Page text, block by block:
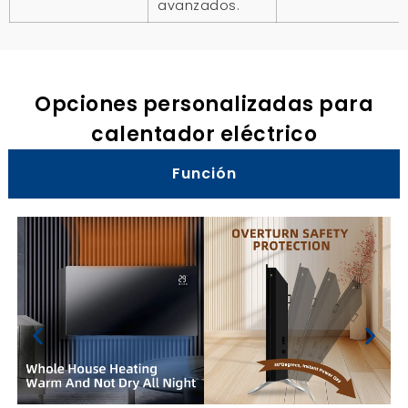
avanzados.
Opciones personalizadas para
calentador eléctrico
Función